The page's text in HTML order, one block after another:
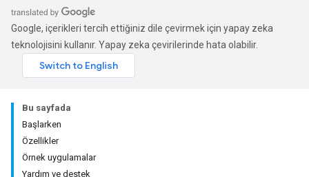
Google, içerikleri tercih ettiğiniz dile çevirmek için yapay zeka
teknolojisini kullanır. Yapay zeka çevirilerinde hata olabilir.
Bu sayfada
Başlarken
Özellikler
Örnek uygulamalar
Yardım ve destek